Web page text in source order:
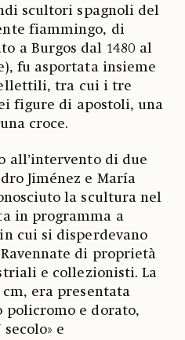
scultori spagnoli del
fiammingo, di
a Burgos dal 1480 al
fu asportata insieme
tra cui i tre
figure di apostoli, una
croce.
all’intervento di due
Jiménez e María
la scultura nel
in programma a
in cui si disperdevano
di proprietà
e collezionisti. La
era presentata
policromo e dorato,
e